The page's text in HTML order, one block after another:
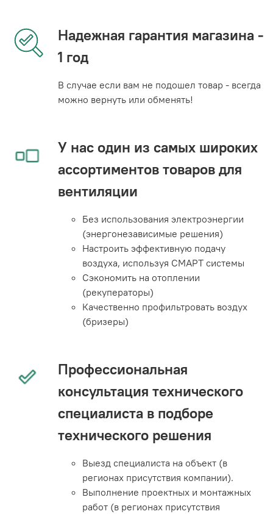
Надежная гарантия магазина -
1 год
В случае если вам не подошел товар - всегда
можно вернуть или обменять!
У нас один из самых широких
ассортиментов товаров для
вентиляции
Без использования электроэнергии
(энергонезависимые решения)
Настроить эффективную подачу
воздуха, используя СМАРТ системы
Сэкономить на отоплении
(рекуператоры)
Качественно профильтровать воздух
(бризеры)
Профессиональная
консультация технического
специалиста в подборе
технического решения
Выезд специалиста на объект (в
регионах присутствия компании).
Выполнение проектных и монтажных
работ (в регионах присутствия